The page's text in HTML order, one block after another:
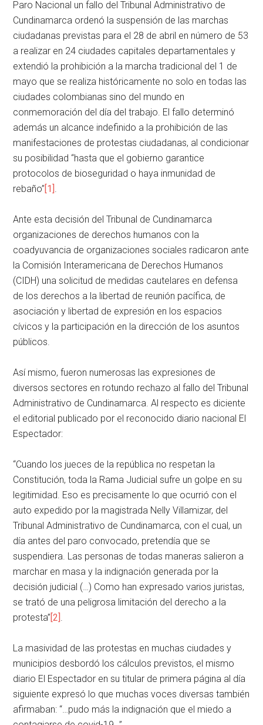
Paro Nacional un fallo del Tribunal Administrativo de
Cundinamarca ordenó la suspensión de las marchas
ciudadanas previstas para el 28 de abril en número de 53
a realizar en 24 ciudades capitales departamentales y
extendió la prohibición a la marcha tradicional del 1 de
mayo que se realiza históricamente no solo en todas las
ciudades colombianas sino del mundo en
conmemoración del día del trabajo. El fallo determinó
además un alcance indefinido a la prohibición de las
manifestaciones de protestas ciudadanas, al condicionar
su posibilidad “hasta que el gobierno garantice
protocolos de bioseguridad o haya inmunidad de
rebaño” [1] .
Ante esta decisión del Tribunal de Cundinamarca
organizaciones de derechos humanos con la
coadyuvancia de organizaciones sociales radicaron ante
la Comisión Interamericana de Derechos Humanos
(CIDH) una solicitud de medidas cautelares en defensa
de los derechos a la libertad de reunión pacífica, de
asociación y libertad de expresión en los espacios
cívicos y la participación en la dirección de los asuntos
públicos.
Así mismo, fueron numerosas las expresiones de
diversos sectores en rotundo rechazo al fallo del Tribunal
Administrativo de Cundinamarca. Al respecto es diciente
el editorial publicado por el reconocido diario nacional El
Espectador:
“Cuando los jueces de la república no respetan la
Constitución, toda la Rama Judicial sufre un golpe en su
legitimidad. Eso es precisamente lo que ocurrió con el
auto expedido por la magistrada Nelly Villamizar, del
Tribunal Administrativo de Cundinamarca, con el cual, un
día antes del paro convocado, pretendía que se
suspendiera. Las personas de todas maneras salieron a
marchar en masa y la indignación generada por la
decisión judicial (…) Como han expresado varios juristas,
se trató de una peligrosa limitación del derecho a la
protesta” [2] .
La masividad de las protestas en muchas ciudades y
municipios desbordó los cálculos previstos, el mismo
diario El Espectador en su titular de primera página al día
siguiente expresó lo que muchas voces diversas también
afirmaban: “…pudo más la indignación que el miedo a